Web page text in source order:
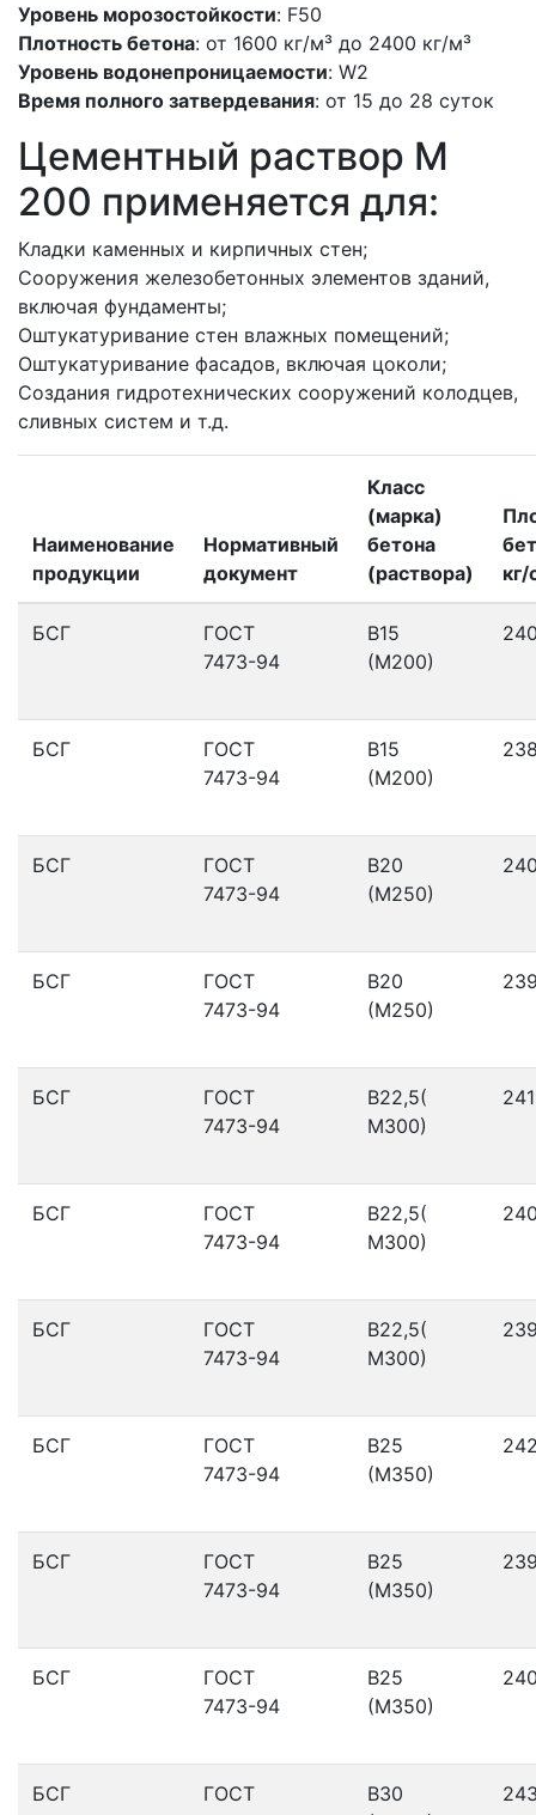
Уровень морозостойкости: F50
Плотность бетона: от 1600 кг/м³ до 2400 кг/м³
Уровень водонепроницаемости: W2
Время полного затвердевания: от 15 до 28 суток
Цементный раствор M
200 применяется для:
Кладки каменных и кирпичных стен;
Сооружения железобетонных элементов зданий,
включая фундаменты;
Оштукатуривание стен влажных помещений;
Оштукатуривание фасадов, включая цоколи;
Создания гидротехнических сооружений колодцев,
сливных систем и т.д.
Наименование
продукции
Нормативный
документ
Класс
(марка)
бетона
(раствора)
кг/
БСГ
ГОСТ
7473-94
В15
(М200)
БСГ
ГОСТ
7473-94
В15
(М200)
БСГ
ГОСТ
7473-94
В20
(М250)
БСГ
ГОСТ
7473-94
В20
(М250)
БСГ
ГОСТ
7473-94
В22,5(
М300)
БСГ
ГОСТ
7473-94
В22,5(
М300)
БСГ
ГОСТ
7473-94
В22,5(
М300)
БСГ
ГОСТ
7473-94
В25
(М350)
БСГ
ГОСТ
7473-94
В25
(М350)
БСГ
ГОСТ
7473-94
В25
(М350)
БСГ
ГОСТ
В30